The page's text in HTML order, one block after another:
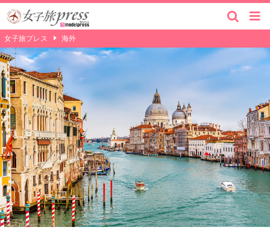
女子旅プレス 海外